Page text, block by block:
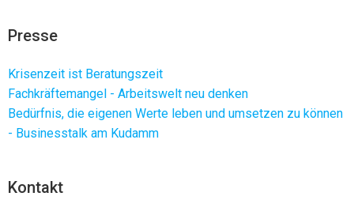
Presse
Krisenzeit ist Beratungszeit
Fachkräftemangel - Arbeitswelt neu denken
Bedürfnis, die eigenen Werte leben und umsetzen zu können
- Businesstalk am Kudamm
Kontakt